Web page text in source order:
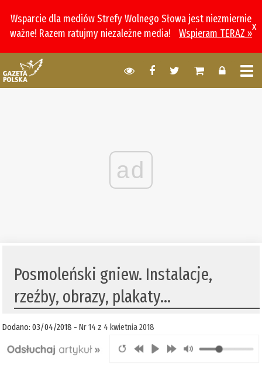
Wsparcie dla mediów Strefy Wolnego Słowa jest niezmiernie
ważne! Razem ratujmy niezależne media!
Wspieram TERAZ »
x
ad
Posmoleński gniew. Instalacje,
rzeźby, obrazy, plakaty...
Dodano: 03/04/2018 -Nr 14 z 4 kwietnia 2018